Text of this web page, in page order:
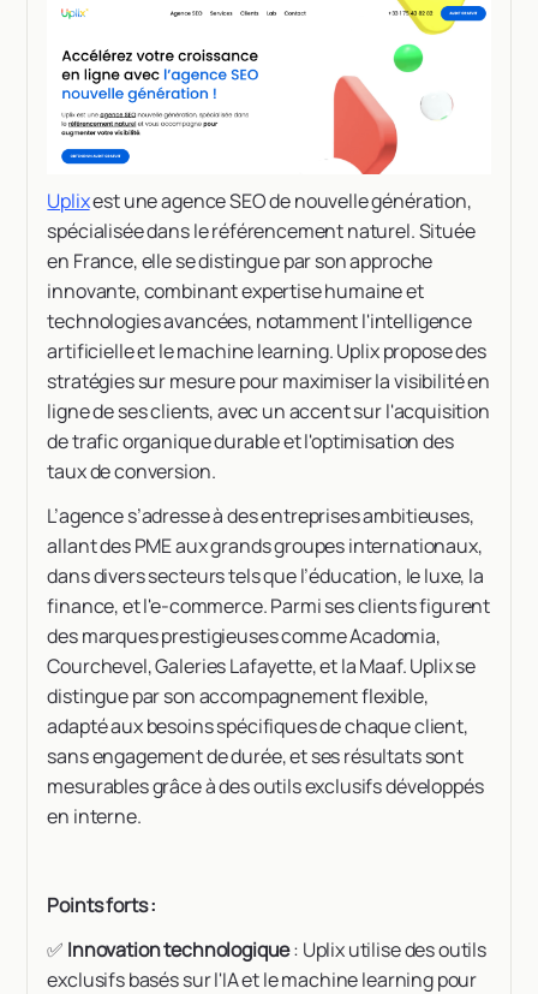
Uplixest une agence SEO de nouvelle génération,
spécialisée dans le référencement naturel. Située
en France, elle se distingue par son approche
innovante, combinant expertise humaine et
technologies avancées, notamment l'intelligence
artificielle et le machine learning. Uplix propose des
stratégies sur mesure pour maximiser la visibilité en
ligne de ses clients, avec un accent sur l'acquisition
de trafic organique durable et l'optimisation des
taux de conversion.
L’agence s’adresse à des entreprises ambitieuses,
allant des PME aux grands groupes internationaux,
dans divers secteurs tels que l’éducation, le luxe, la
finance, et l'e-commerce. Parmi ses clients figurent
des marques prestigieuses comme Acadomia,
Courchevel, Galeries Lafayette, et la Maaf. Uplix se
distingue par son accompagnement flexible,
adapté aux besoins spécifiques de chaque client,
sans engagement de durée, et ses résultats sont
mesurables grâce à des outils exclusifs développés
en interne.
Points forts :
✅ Innovation technologique: Uplix utilise des outils
exclusifs basés sur l'IA et le machine learning pour